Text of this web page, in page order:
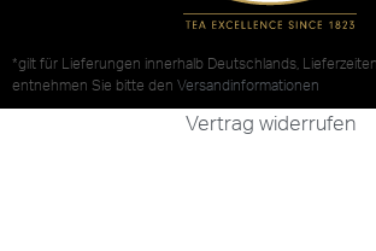
*gilt für Lieferungen innerhalb Deutschlands,
entnehmen Sie bitte den Versandinformationen
Vertrag widerrufen